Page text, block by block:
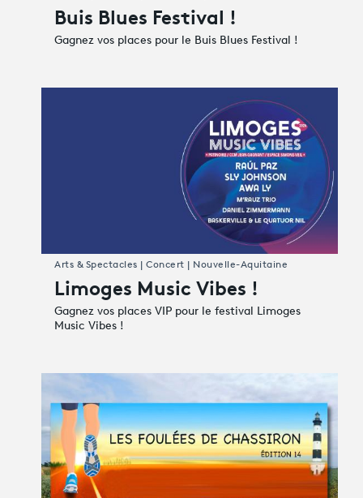
Buis Blues Festival !
Gagnez vos places pour le Buis Blues Festival !
Limoges Music Vibes !
Gagnez vos places VIP pour le festival Limoges
Music Vibes !
Arts & Spectacles | Concert | Nouvelle-Aquitaine